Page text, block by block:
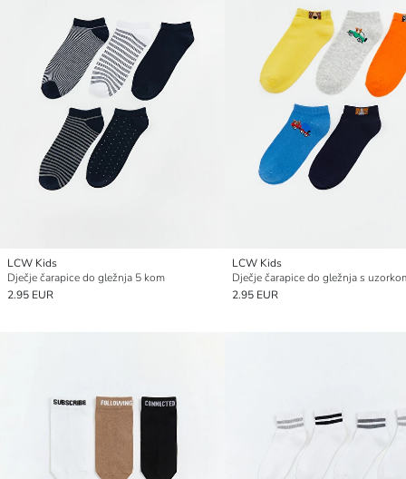
LCW Kids
Dječje čarapice do gležnja 5 kom
2.95 EUR
LCW Kids
2.95 EUR